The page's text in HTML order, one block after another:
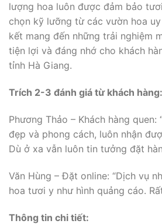
lượng hoa luôn được đảm bảo
chọn kỹ lưỡng từ các vườn hoa
kết mang đến những trải nghiệm
tiện lợi và đáng nhớ cho khách
tỉnh Hà Giang.
Trích 2-3 đánh giá từ khách hàng:
Phương Thảo – Khách hàng quen:
đẹp và phong cách, luôn nhận
Dù ở xa vẫn luôn tin tưởng đặt
Văn Hùng – Đặt online: “Dịch vụ
hoa tươi y như hình quảng cáo.
Thông tin chi tiết: